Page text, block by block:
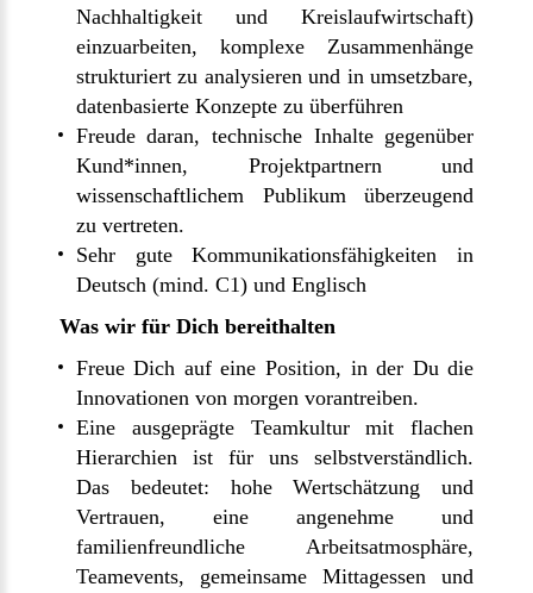
Nachhaltigkeit und Kreislaufwirtschaft)
einzuarbeiten, komplexe Zusammenhänge
strukturiert zu analysieren und in umsetzbare,
datenbasierte Konzepte zu überführen
Freude daran, technische Inhalte gegenüber
Kund*innen, Projektpartnern und
wissenschaftlichem Publikum überzeugend
zu vertreten.
Sehr gute Kommunikationsfähigkeiten in
Deutsch (mind. C1) und Englisch
Was wir für Dich bereithalten
Freue Dich auf eine Position, in der Du die
Innovationen von morgen vorantreiben.
Eine ausgeprägte Teamkultur mit flachen
Hierarchien ist für uns selbstverständlich.
Das bedeutet: hohe Wertschätzung und
Vertrauen, eine angenehme und
familienfreundliche Arbeitsatmosphäre,
Teamevents, gemeinsame Mittagessen und